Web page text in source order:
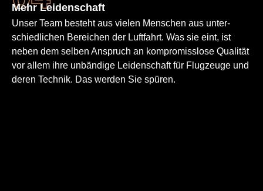
Mehr Leiden­schaft
Unser Team besteht aus vielen Menschen aus unter­
schied­lichen Bereichen der Luftfahrt. Was sie eint, ist
neben dem selben Anspruch an kompro­misslose Qualität
vor allem ihre unbändige Leiden­schaft für Flugzeuge und
deren Technik. Das werden Sie spüren.